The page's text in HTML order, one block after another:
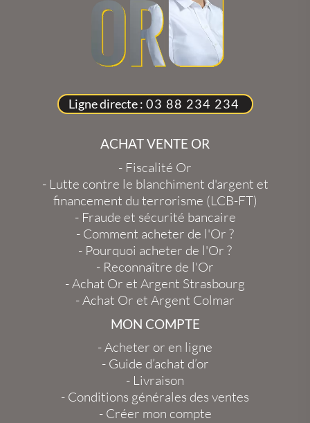
Ligne directe : 03 88 234 234
ACHAT VENTE OR
- Fiscalité Or
- Lutte contre le blanchiment d'argent et
financement du terrorisme (LCB-FT)
- Fraude et sécurité bancaire
- Comment acheter de l'Or ?
- Pourquoi acheter de l'Or ?
- Reconnaître de l'Or
-Achat Or et Argent Strasbourg
-Achat Or et Argent Colmar
MON COMPTE
-Acheter or en ligne
- Guide d’achat d’or
- Livraison
- Conditions générales des ventes
- Créer mon compte